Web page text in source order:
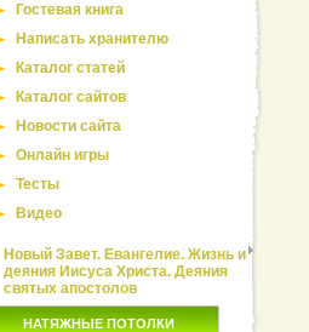
Гостевая книга
Написать хранителю
Каталог статей
Каталог сайтов
Новости сайта
Онлайн игры
Тесты
Видео
Новый Завет. Евангелие. Жизнь и
деяния Иисуса Христа. Деяния
святых апостолов
НАТЯЖНЫЕ ПОТОЛКИ